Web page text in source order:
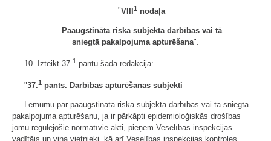
"VIII1 nodaļa
Paaugstināta riska subjekta darbības vai tā
sniegtā pakalpojuma apturēšana".
10. Izteikt 37. 1 pantu šādā redakcijā:
"37.1 pants. Darbības apturēšanas subjekti
Lēmumu par paaugstināta riska subjekta darbības vai tā sniegtā
pakalpojuma apturēšanu, ja ir pārkāpti epidemioloģiskās drošības
jomu regulējošie normatīvie akti, pieņem Veselības inspekcijas
vadītājs un viņa vietnieki, kā arī Veselības inspekcijas kontroles